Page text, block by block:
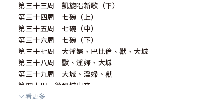
第三十三周 凱旋唱新歌（下）
第三十四周 七碗（上）
第三十五周 七碗（中）
第三十六周 七碗（下）
第三十七周 大淫婦、巴比倫、獸、大城
第三十八周 獸、淫婦、大城
第三十九周 大城、淫婦、獸
第四十周 從那城出來
第四十一周 兔死狐悲
看更多